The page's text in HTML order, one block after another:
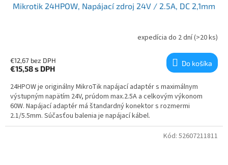
Mikrotik 24HPOW, Napájací zdroj 24V / 2.5A, DC 2,1mm
expedícia do 2 dní(>20 ks)
€12,67 bez DPH
€15,58s DPH
Do košíka
24HPOW je originálny MikroTik napájací adaptér s maximálnym
výstupným napätím 24V, prúdom max.2.5A a celkovým výkonom
60W. Napájací adaptér má štandardný konektor s rozmermi
2.1/5.5mm. Súčasťou balenia je napájací kábel.
Kód: 52607211811